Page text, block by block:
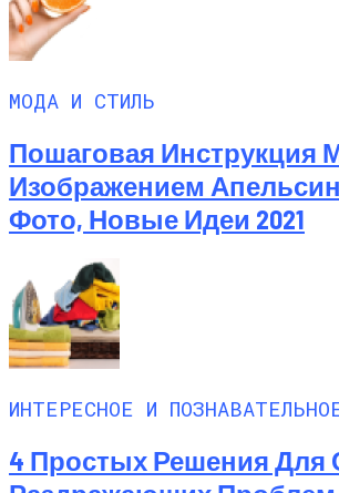
МОДА И СТИЛЬ
Пошаговая Инструкция
Изображением
Фото, Новые Идеи 2021
ИНТЕРЕСНОЕ И
4 Простых Решения